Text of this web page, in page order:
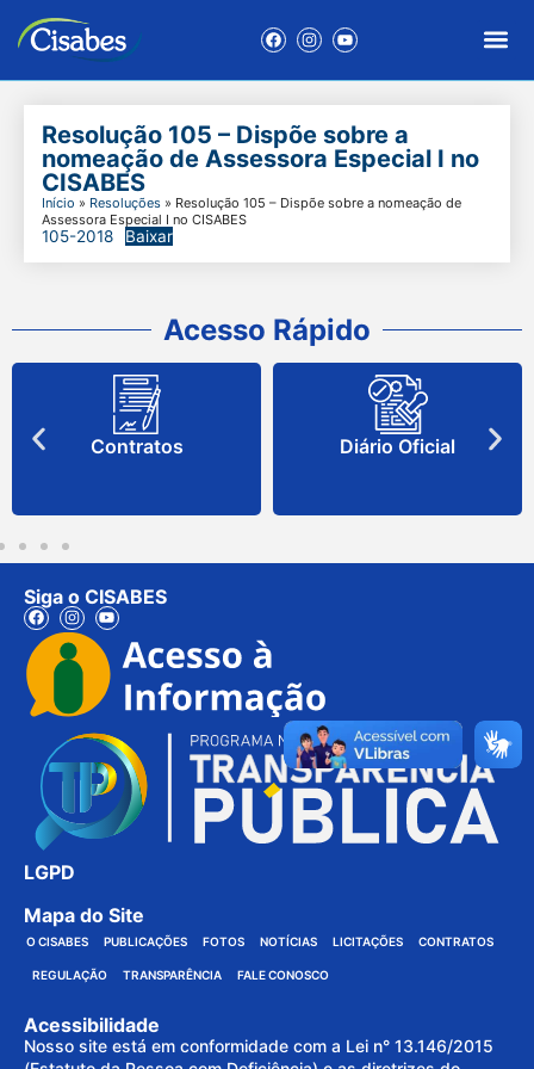
Resolução 105 – Dispõe sobre a
nomeação de Assessora Especial I no
CISABES
Início » Resoluções » Resolução 105 – Dispõe sobre a nomeação de
Assessora Especial I no CISABES
105-2018 Baixar
Acesso Rápido
Contratos Diário Oficial
Siga o CISABES
LGPD
Mapa do Site
O CISABES PUBLICAÇÕES FOTOS NOTÍCIAS LICITAÇÕES CONTRATOS
REGULAÇÃO TRANSPARÊNCIA FALE CONOSCO
Acessibilidade
Nosso site está em conformidade com a Lei n° 13.146/2015